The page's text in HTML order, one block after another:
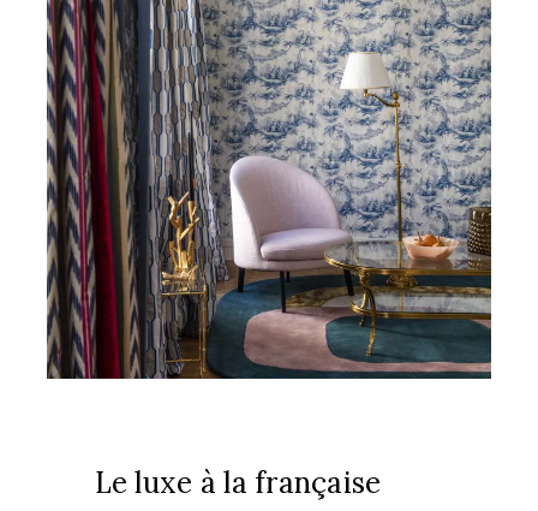
Le luxe à la française